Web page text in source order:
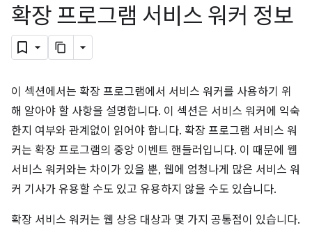
확장 프로그램 서비스 워커 정보
이 섹션에서는 확장 프로그램에서 서비스 워커를 사용하기 위
해 알아야 할 사항을 설명합니다. 이 섹션은 서비스 워커에 익숙
한지 여부와 관계없이 읽어야 합니다. 확장 프로그램 서비스 워
커는 확장 프로그램의 중앙 이벤트 핸들러입니다. 이 때문에 웹
서비스 워커와는 차이가 있을 뿐, 웹에 엄청나게 많은 서비스 워
커 기사가 유용할 수도 있고 유용하지 않을 수도 있습니다.
확장 서비스 워커는 웹 상응 대상과 몇 가지 공통점이 있습니다.